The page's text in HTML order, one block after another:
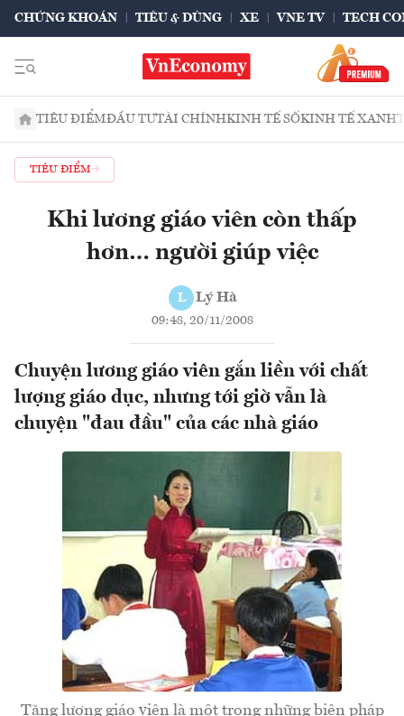
CHỨNG KHOÁN TIÊU & DÙNG XE VNE TV TECH
TIÊU ĐIỂMĐẦU TƯTÀI CHÍNHKINH TẾ SỐKINH TẾ XANH
TIÊU ĐIỂM
Khi lương giáo viên còn thấp
hơn… người giúp việc
L Lý Hà
09:48, 20/11/2008
Chuyện lương giáo viên gắn liền với chất
lượng giáo dục, nhưng tới giờ vẫn là
chuyện "đau đầu" của các nhà giáo
Tăng lương giáo viên là một trong những biện pháp